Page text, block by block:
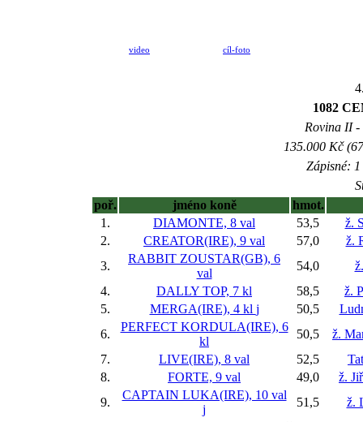
video cíl-foto
1082
Rovina II -
135.000 Kč
Zápisné:
poř.
jméno koně
hmot.
1.
DIAMONTE, 8 val 53,5
ž.
2.
CREATOR(IRE), 9 val 57,0
ž.
3.
RABBIT ZOUSTAR(GB), 6
val
54,0
4.
DALLY TOP, 7 kl 58,5
ž.
5.
MERGA(IRE), 4 kl j 50,5
6.
PERFECT KORDULA(IRE), 6
kl
50,5
ž.
7.
LIVE(IRE), 8 val 52,5
8.
FORTE, 9 val 49,0
ž.
9.
CAPTAIN LUKA(IRE), 10 val
j
51,5
ž.